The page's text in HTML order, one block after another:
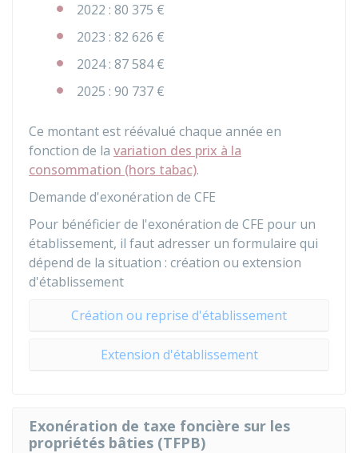
2022 : 80 375 €
2023 : 82 626 €
2024 : 87 584 €
2025 : 90 737 €
Ce montant est réévalué chaque année en
fonction de la variation des prix à la
consommation (hors tabac).
Demande d'exonération de CFE
Pour bénéficier de l'exonération de CFE pour un
établissement, il faut adresser un formulaire qui
dépend de la situation : création ou extension
d'établissement
Création ou reprise d'établissement
Extension d'établissement
Exonération de taxe foncière sur les
propriétés bâties (TFPB)